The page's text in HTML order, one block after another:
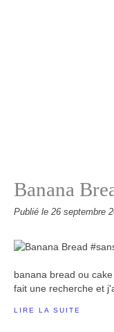
Banana
Publié le 26 septembre
banana bread ou
fait une recherche et
LIRE LA SUITE